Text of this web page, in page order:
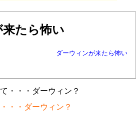
たら怖い
ダーウィンが来たら怖い
・・ダーウィン？